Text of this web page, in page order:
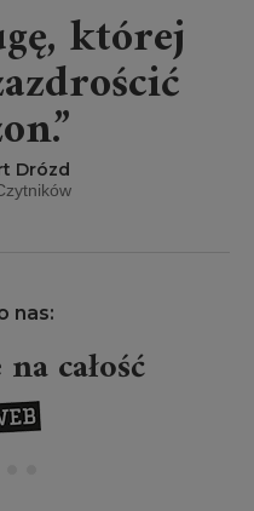
której
Drózd
nas:
całość